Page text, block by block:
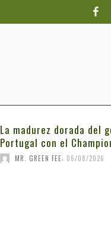
La madurez dorada del
Portugal con el
MR. GREEN FEE 06/08/2026